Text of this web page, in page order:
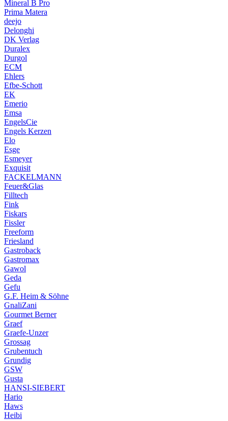
Mineral B Pro
Prima Matera
deejo
Delonghi
DK Verlag
Duralex
Durgol
ECM
Ehlers
Efbe-Schott
EK
Emerio
Emsa
EngelsCie
Engels Kerzen
Elo
Esge
Esmeyer
Exquisit
FACKELMANN
Feuer&Glas
Filltech
Fink
Fiskars
Fissler
Freeform
Friesland
Gastroback
Gastromax
Gawol
Geda
Gefu
G.F. Heim & Söhne
GnaliZani
Gourmet Berner
Graef
Graefe-Unzer
Grossag
Grubentuch
Grundig
GSW
Gusta
HANSI-SIEBERT
Hario
Haws
Heibi